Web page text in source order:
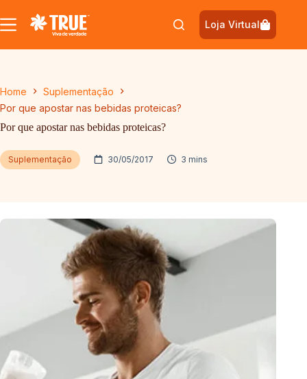
para
o
Loja Virtual
Home
Suplementação
Por que apostar nas bebidas proteicas?
Por que apostar nas bebidas proteicas?
Suplementação 30/05/2017 3 mins